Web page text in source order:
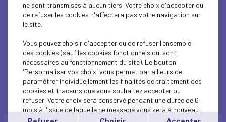
ECONOMY
MEDEF LIFE
MEDEF LIFE
MEDEF LIFE
ECONOMY
ne sont transmises à aucun tiers. Votre choix d'accepter ou
de refuser les cookies n'affectera pas votre navigation sur
le site.
Vous pouvez choisir d'accepter ou de refuser l'ensemble
des cookies (sauf les cookies fonctionnels qui sont
nécessaires au fonctionnement du site). Le bouton
'Personnaliser vos choix' vous permet par ailleurs de
paramétrer individuellement les finalités de traitement des
cookies et traceurs que vous souhaitez accepter ou
refuser. Votre choix sera conservé pendant une durée de 6
mois à l'issue de laquelle ce message vous sera à nouveau
affiché..